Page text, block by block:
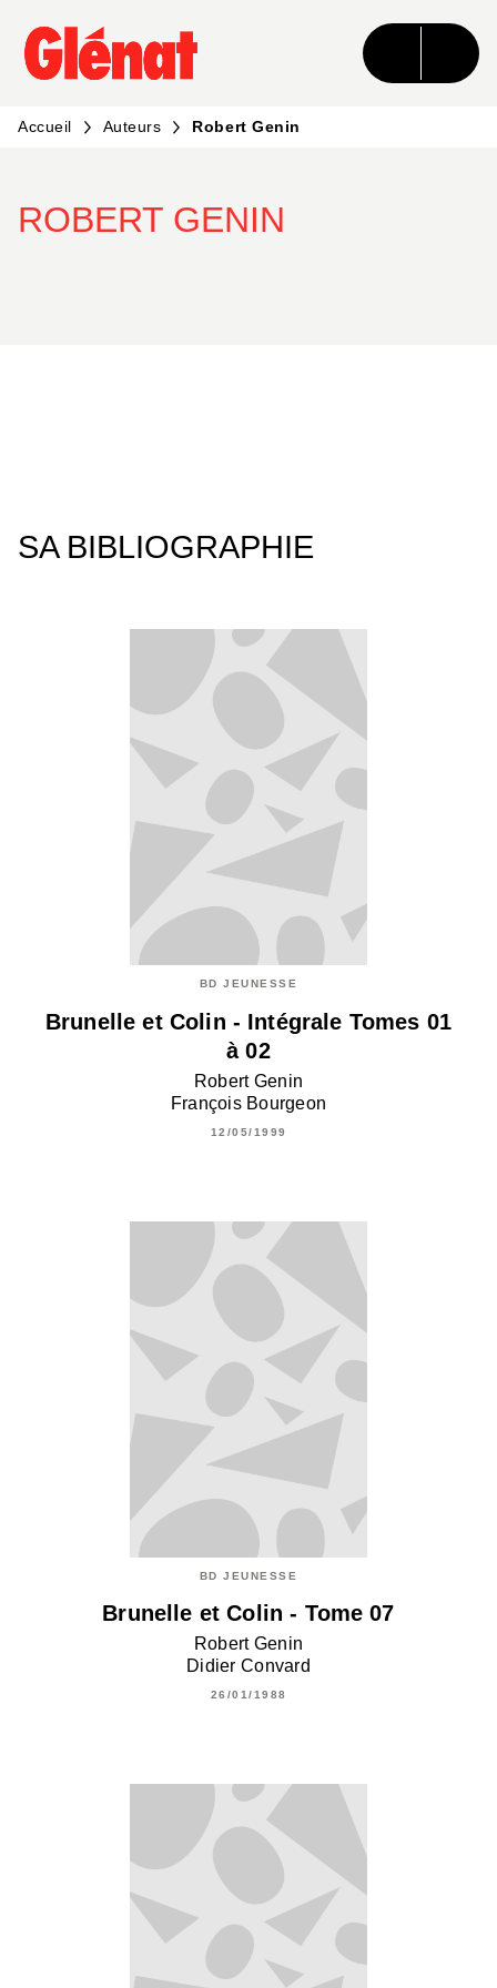
MENU RECHERCHE CONTENU
PIED DE PAGE
Accueil Auteurs Robert Genin
ROBERT GENIN
SA BIBLIOGRAPHIE
BD JEUNESSE
Brunelle et Colin - Intégrale Tomes 01
à 02
Robert Genin
François Bourgeon
12/05/1999
BD JEUNESSE
Brunelle et Colin - Tome 07
Robert Genin
Didier Convard
26/01/1988